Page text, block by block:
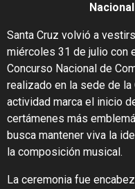
Santa Cruz volvió a
miércoles 31 de julio con
Concurso Nacional de
realizado en la sede de la
actividad marca el inicio
certámenes más
busca mantener viva la
la composición musical.
La ceremonia fue